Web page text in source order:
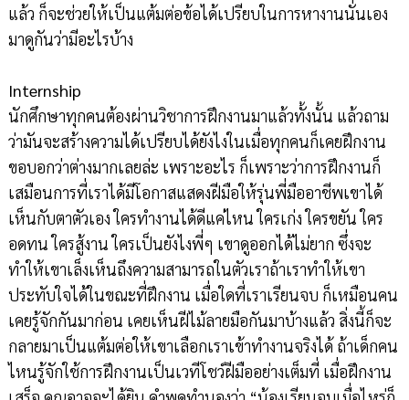
แล้ว ก็จะช่วยให้เป็นแต้มต่อข้อได้เปรียบในการหางานนั่นเอง
มาดูกันว่ามีอะไรบ้าง
Internship
นักศึกษาทุกคนต้องผ่านวิชาการฝึกงานมาแล้วทั้งนั้น แล้วถาม
ว่ามันจะสร้างความได้เปรียบได้ยังไงในเมื่อทุกคนก็เคยฝึกงาน
ขอบอกว่าต่างมากเลยล่ะ เพราะอะไร ก็เพราะว่าการฝึกงานก็
เสมือนการที่เราได้มีโอกาสแสดงฝีมือให้รุ่นพี่มืออาชีพเขาได้
เห็นกับตาตัวเอง ใครทำงานได้ดีแค่ไหน ใครเก่ง ใครขยัน ใคร
อดทน ใครสู้งาน ใครเป็นยังไงพี่ๆ เขาดูออกได้ไม่ยาก ซึ่งจะ
ทำให้เขาเล็งเห็นถึงความสามารถในตัวเราถ้าเราทำให้เขา
ประทับใจได้ในขณะที่ฝึกงาน เมื่อใดที่เราเรียนจบ ก็เหมือนคน
เคยรู้จักกันมาก่อน เคยเห็นฝีไม้ลายมือกันมาบ้างแล้ว สิ่งนี้ก็จะ
กลายมาเป็นแต้มต่อให้เขาเลือกเราเข้าทำงานจริงได้ ถ้าเด็กคน
ไหนรู้จักใช้การฝึกงานเป็นเวทีโชว์ฝีมืออย่างเต็มที่ เมื่อฝึกงาน